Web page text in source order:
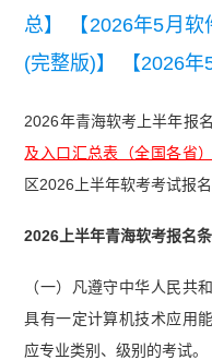
总】
【2026年5月
(完整版)】
【2026
知识真题(考生回忆版
成综合知识真题及答
2026年青海软考上半年报
及入口汇总表（全国各省）
区2026上半年软考考试报名
2026上半年青海软考报名条
（一）凡遵守中华人民共
具有一定计算机技术应用
应专业类别、级别的考试。